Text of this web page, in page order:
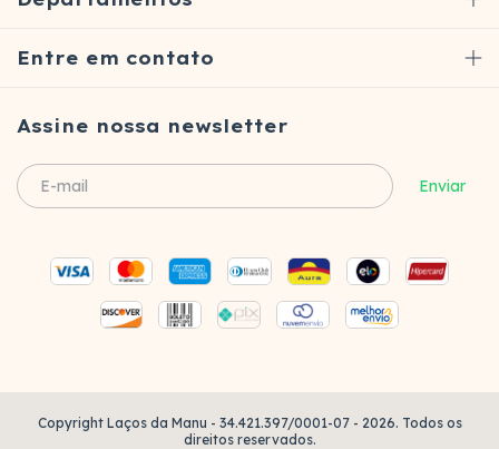
Entre em contato
Assine nossa newsletter
Copyright Laços da Manu - 34.421.397/0001-07 - 2026. Todos os
direitos reservados.